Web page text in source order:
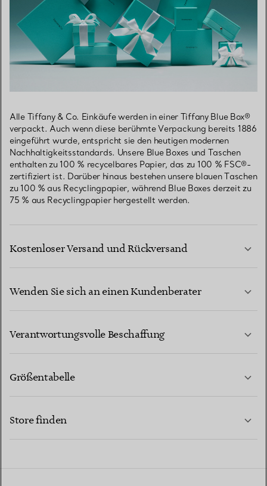
Alle Tiffany & Co. Einkäufe werden in einer Tiffany Blue Box®
verpackt. Auch wenn diese berühmte Verpackung bereits 1886
eingeführt wurde, entspricht sie den heutigen modernen
Nachhaltigkeitsstandards. Unsere Blue Boxes und Taschen
enthalten zu 100 % recycelbares Papier, das zu 100 % FSC®-
zertifiziert ist. Darüber hinaus bestehen unsere blauen Taschen
zu 100 % aus Recyclingpapier, während Blue Boxes derzeit zu
75 % aus Recyclingpapier hergestellt werden.
Kostenloser Versand und Rückversand
Wenden Sie sich an einen Kundenberater
Verantwortungsvolle Beschaffung
Größentabelle
Store finden